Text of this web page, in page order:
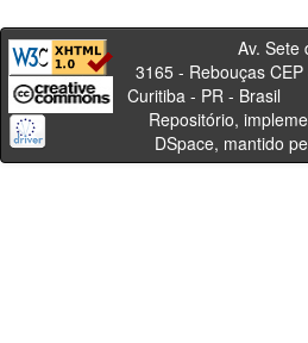
Av. Sete de
3165 - Rebouças
Curitiba - PR
Repositório,
DSpace, mantido